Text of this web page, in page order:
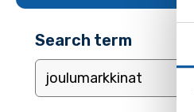
Search term